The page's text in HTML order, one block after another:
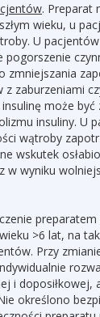
. Preparat
wieku, u
U
pogorszenie
zmniejszania
z zaburzeniami
może
insuliny. U
wątroby
wskutek
w wyniku
>6 lat, na
Przy
i doposiłkowej,
określono